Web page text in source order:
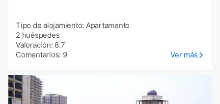
Tipo de alojamiento: Apartamento
2 huéspedes
Valoración: 8.7
Comentarios: 9
Ver más